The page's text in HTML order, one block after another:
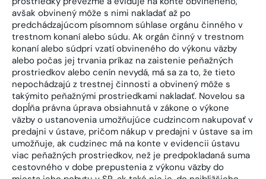
avšak obvinený môže s nimi nakladať až po
predchádzajúcom písomnom súhlase orgánu činného v
trestnom konaní alebo súdu. Ak orgán činný v trestnom
konaní alebo súdpri vzatí obvineného do výkonu väzby
alebo počas jej trvania príkaz na zaistenie peňažných
prostriedkov alebo cenín nevydá, má sa za to, že tieto
nepochádzajú z trestnej činnosti a obvinený môže s
takýmito peňažnými prostriedkami nakladať. Novelou sa
dopĺňa právna úprava obsiahnutá v zákone o výkone
väzby o ustanovenia umožňujúce cudzincom nakupovať v
predajni v ústave, pričom nákup v predajni v ústave sa im
umožňuje, ak cudzinec má na konte v evidencii ústavu
viac peňažných prostriedkov, než je predpokladaná suma
cestovného v dobe prepustenia z výkonu väzby do